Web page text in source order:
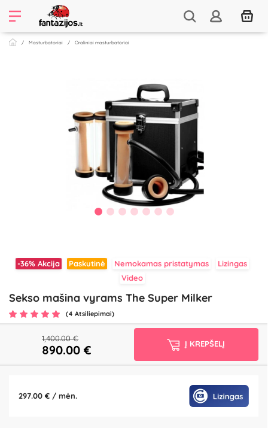
Masturbatoriai Oraliniai masturbatoriai
-36% Akcija Paskutinė Nemokamas pristatymas
Lizingas
Video
Sekso mašina vyrams The Super Milker
(4 Atsiliepimai)
1,400.00 €
890.00 €
297.00 € / mėn.
Į KREPŠELĮ